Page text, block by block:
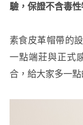
驗，保證不含毒
素食皮革帽帶的
一點端莊與正式
合，給大家多一點